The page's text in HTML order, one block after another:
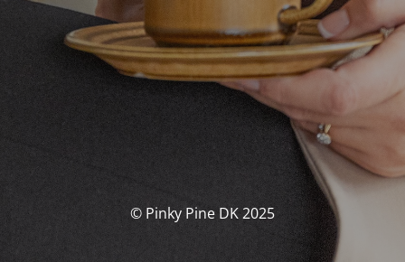
© Pinky Pine DK 2025